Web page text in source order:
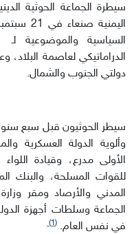
سيطرة الجماعة الحوثية
السياسية والموضوعية
الدراماتيكي لعاصمة
دولتي الجنوب والشمال.
سيطر الحوثيون قبل سبع
وألوية الدولة العسكرية
الأولى مدرع، وقيادة اللواء
للقوات المسلحة، والبنك
المدني والأرصاد ومقر
الجماعة وسلطات أجهزة
في نفس العام. (1)